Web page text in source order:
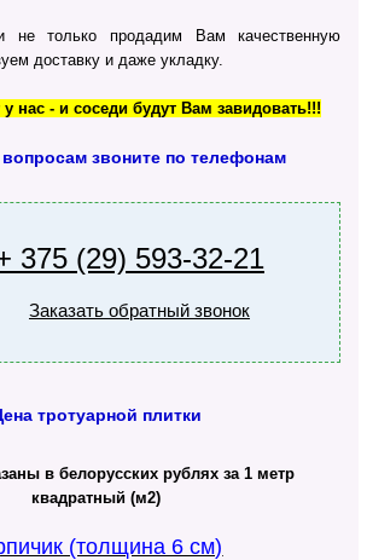
не только продадим Вам качественную
доставку и даже укладку.
у нас - и соседи будут Вам завидовать!!!
звоните по телефонам
375 (29) 593-32-21
тротуарной плитки
в белорусских рублях за 1 метр
квадратный (м2)
(толщина 6 см)